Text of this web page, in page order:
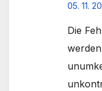
05. 11.
Die